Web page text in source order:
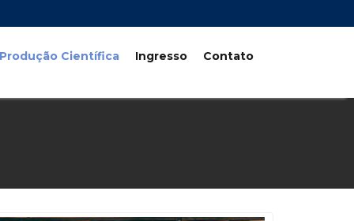
Produção Científica Ingresso Contato